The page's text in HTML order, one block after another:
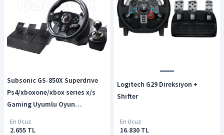
Subsonic GS-850X Superdrive
Ps4/xboxone/xbox series x/s
Gaming Uyumlu Oyun
En Ucuz
2.655 TL
Logitech G29 Direksiyon +
Shifter
En Ucuz
16.830 TL